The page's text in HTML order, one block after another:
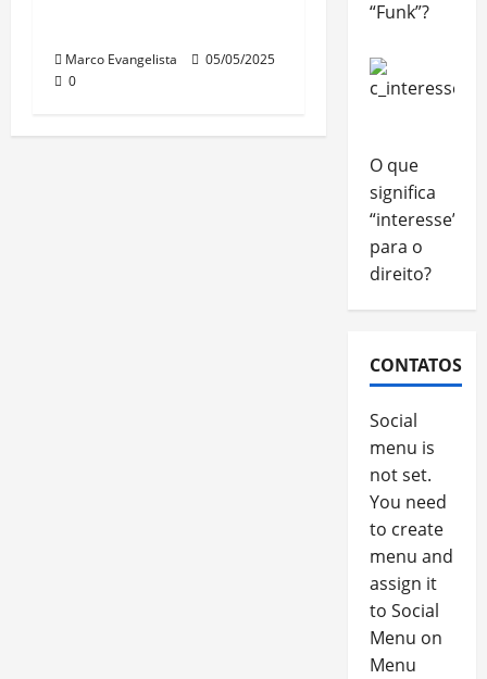
Marco Evangelista
05/05/2025
0
“Funk”?
O que
significa
“interesse”
para o
direito?
CONTATOS
Social
menu is
not set.
You need
to create
menu and
assign it
to Social
Menu on
Menu